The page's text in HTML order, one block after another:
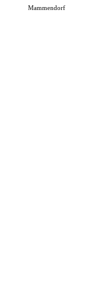
Mammendorf